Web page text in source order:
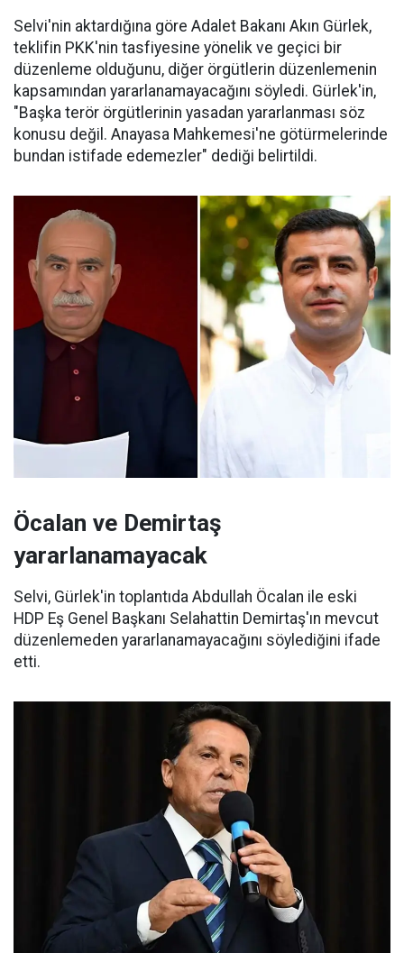
Selvi'nin aktardığına göre Adalet Bakanı Akın Gürlek,
teklifin PKK'nin tasfiyesine yönelik ve geçici bir
düzenleme olduğunu, diğer örgütlerin düzenlemenin
kapsamından yararlanamayacağını söyledi. Gürlek'in,
"Başka terör örgütlerinin yasadan yararlanması söz
konusu değil. Anayasa Mahkemesi'ne götürmelerinde
bundan istifade edemezler" dediği belirtildi.
Öcalan ve Demirtaş
yararlanamayacak
Selvi, Gürlek'in toplantıda Abdullah Öcalan ile eski
HDP Eş Genel Başkanı Selahattin Demirtaş'ın mevcut
düzenlemeden yararlanamayacağını söylediğini ifade
etti.